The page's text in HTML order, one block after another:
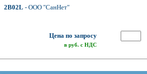
2B02L - ООО "СанНет"
Цена по запросу
в руб. с НДС